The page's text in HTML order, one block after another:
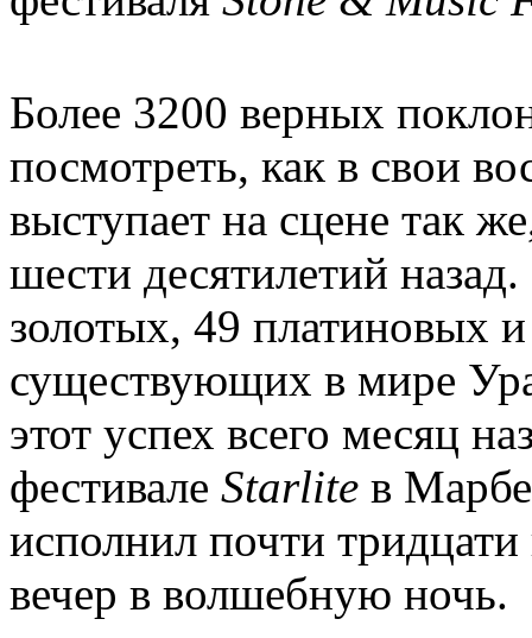
Более 3200 верных
посмотреть, как в свои
выступает на сцене так
шести десятилетий
золотых, 49 платиновых
существующих в мире
этот успех всего месяц
фестивале Starlite в
исполнил почти
вечер в волшебную ночь.